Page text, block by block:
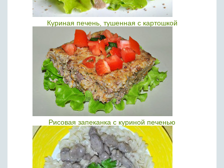
Куриная печень, тушенная с картошкой
Рисовая запеканка с куриной печенью